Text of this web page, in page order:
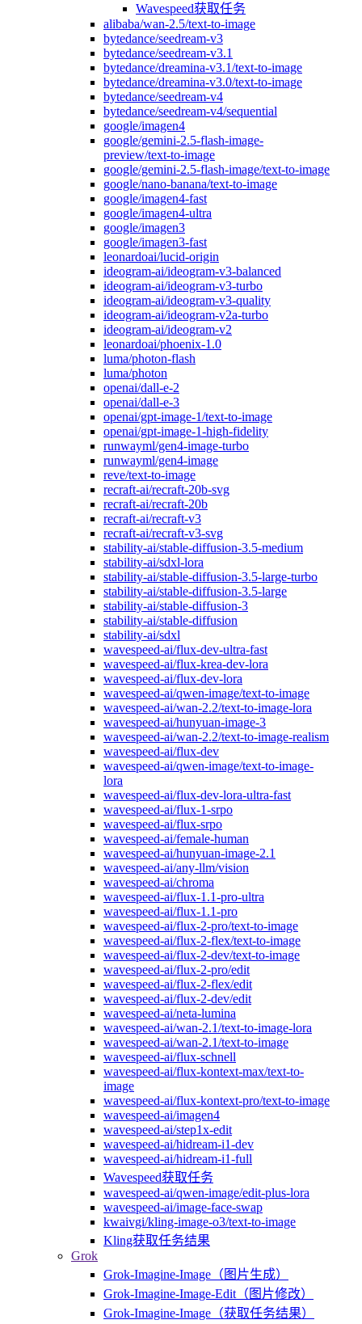
Wavespeed获取任务
alibaba/wan-2.5/text-to-image
bytedance/seedream-v3
bytedance/seedream-v3.1
bytedance/dreamina-v3.1/text-to-image
bytedance/dreamina-v3.0/text-to-image
bytedance/seedream-v4
bytedance/seedream-v4/sequential
google/imagen4
google/gemini-2.5-flash-image-
preview/text-to-image
google/gemini-2.5-flash-image/text-to-image
google/nano-banana/text-to-image
google/imagen4-fast
google/imagen4-ultra
google/imagen3
google/imagen3-fast
leonardoai/lucid-origin
ideogram-ai/ideogram-v3-balanced
ideogram-ai/ideogram-v3-turbo
ideogram-ai/ideogram-v3-quality
ideogram-ai/ideogram-v2a-turbo
ideogram-ai/ideogram-v2
leonardoai/phoenix-1.0
luma/photon-flash
luma/photon
openai/dall-e-2
openai/dall-e-3
openai/gpt-image-1/text-to-image
openai/gpt-image-1-high-fidelity
runwayml/gen4-image-turbo
runwayml/gen4-image
reve/text-to-image
recraft-ai/recraft-20b-svg
recraft-ai/recraft-20b
recraft-ai/recraft-v3
recraft-ai/recraft-v3-svg
stability-ai/stable-diffusion-3.5-medium
stability-ai/sdxl-lora
stability-ai/stable-diffusion-3.5-large-turbo
stability-ai/stable-diffusion-3.5-large
stability-ai/stable-diffusion-3
stability-ai/stable-diffusion
stability-ai/sdxl
wavespeed-ai/flux-dev-ultra-fast
wavespeed-ai/flux-krea-dev-lora
wavespeed-ai/flux-dev-lora
wavespeed-ai/qwen-image/text-to-image
wavespeed-ai/wan-2.2/text-to-image-lora
wavespeed-ai/hunyuan-image-3
wavespeed-ai/wan-2.2/text-to-image-realism
wavespeed-ai/flux-dev
wavespeed-ai/qwen-image/text-to-image-
lora
wavespeed-ai/flux-dev-lora-ultra-fast
wavespeed-ai/flux-1-srpo
wavespeed-ai/flux-srpo
wavespeed-ai/female-human
wavespeed-ai/hunyuan-image-2.1
wavespeed-ai/any-llm/vision
wavespeed-ai/chroma
wavespeed-ai/flux-1.1-pro-ultra
wavespeed-ai/flux-1.1-pro
wavespeed-ai/flux-2-pro/text-to-image
wavespeed-ai/flux-2-flex/text-to-image
wavespeed-ai/flux-2-dev/text-to-image
wavespeed-ai/flux-2-pro/edit
wavespeed-ai/flux-2-flex/edit
wavespeed-ai/flux-2-dev/edit
wavespeed-ai/neta-lumina
wavespeed-ai/wan-2.1/text-to-image-lora
wavespeed-ai/wan-2.1/text-to-image
wavespeed-ai/flux-schnell
wavespeed-ai/flux-kontext-max/text-to-
image
wavespeed-ai/flux-kontext-pro/text-to-image
wavespeed-ai/imagen4
wavespeed-ai/step1x-edit
wavespeed-ai/hidream-i1-dev
wavespeed-ai/hidream-i1-full
Wavespeed获取任务
wavespeed-ai/qwen-image/edit-plus-lora
wavespeed-ai/image-face-swap
kwaivgi/kling-image-o3/text-to-image
Kling获取任务结果
Grok
Grok-Imagine-Image（图片生成）
Grok-Imagine-Image-Edit（图片修改）
Grok-Imagine-Image（获取任务结果）